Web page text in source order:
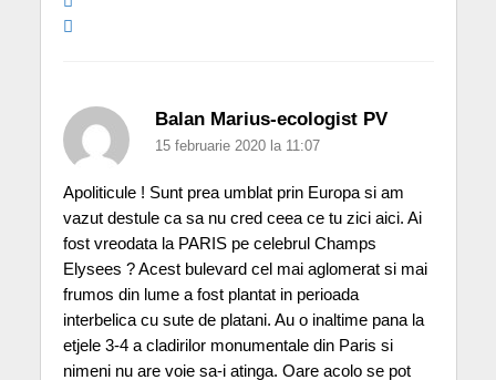
Balan Marius-ecologist PV
15 februarie 2020 la 11:07
Apoliticule ! Sunt prea umblat prin Europa si am
vazut destule ca sa nu cred ceea ce tu zici aici. Ai
fost vreodata la PARIS pe celebrul Champs
Elysees ? Acest bulevard cel mai aglomerat si mai
frumos din lume a fost plantat in perioada
interbelica cu sute de platani. Au o inaltime pana la
etjele 3-4 a cladirilor monumentale din Paris si
nimeni nu are voie sa-i atinga. Oare acolo se pot